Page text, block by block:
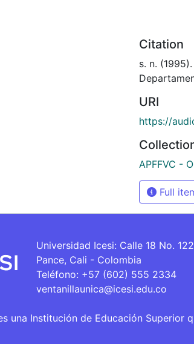
Citation
s. n.
URI
https://
APFFVC -
Full
Universidad Icesi: Calle 18 No.
Pance, Cali - Colombia
Teléfono: +57 (602) 555 2334
ventanillaunica@icesi.edu.co
una Institución de Educación Superior